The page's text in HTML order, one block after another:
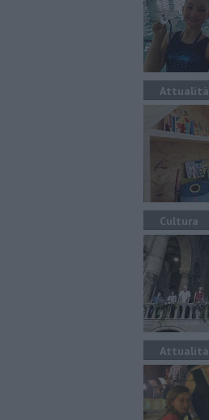
Attualità
Cultura
Attualità